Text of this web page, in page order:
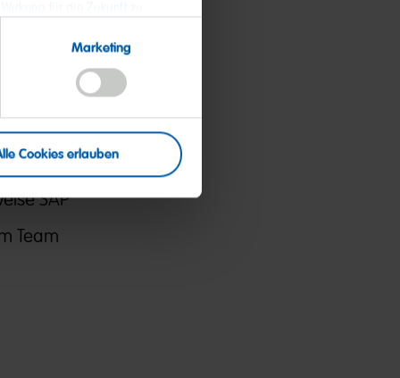
Marketing
Cookies erlauben
SAP
Team